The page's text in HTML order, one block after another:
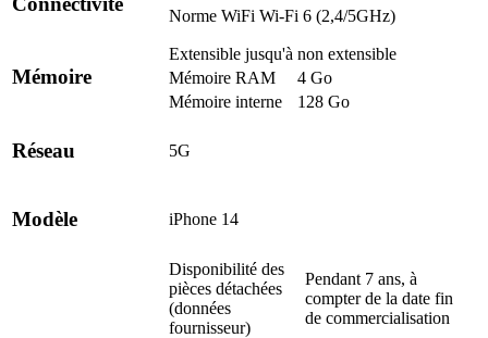
Norme WiFi Wi-Fi 6 (2,4/5GHz)
Mémoire
Extensible jusqu'à non extensible
Mémoire RAM
4 Go
Mémoire interne
128 Go
Réseau 5G
Modèle iPhone 14
Disponibilité des
pièces détachées
(données
fournisseur)
Pendant 7 ans, à
compter de la date fin
de commercialisation